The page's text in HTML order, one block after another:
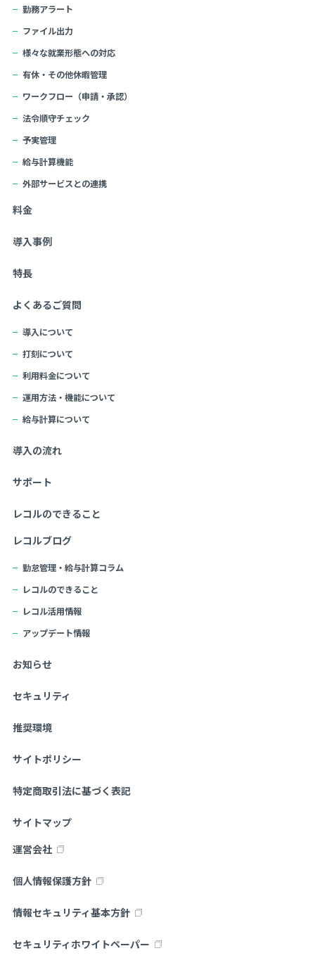
勤務アラート
ファイル出力
様々な就業形態への対応
有休・その他休暇管理
ワークフロー（申請・承認）
法令順守チェック
予実管理
給与計算機能
外部サービスとの連携
料金
導入事例
特長
よくあるご質問
導入について
打刻について
利用料金について
運用方法・機能について
給与計算について
導入の流れ
サポート
レコルのできること
レコルブログ
勤怠管理・給与計算コラム
レコルのできること
レコル活用情報
アップデート情報
お知らせ
セキュリティ
推奨環境
サイトポリシー
特定商取引法に基づく表記
サイトマップ
運営会社
個人情報保護方針
情報セキュリティ基本方針
セキュリティホワイトペーパー